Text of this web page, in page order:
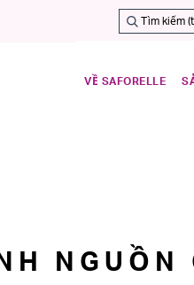
VỀ SAFORELLE
NGUỒN